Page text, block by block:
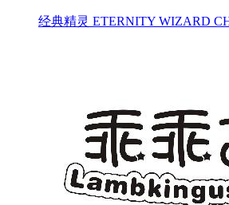
经典精灵 ETERNITY WIZARD